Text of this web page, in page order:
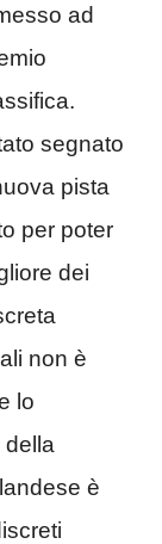
ad
segnato
pista
per poter
dei
non è
lo
è